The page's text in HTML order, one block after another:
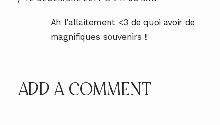
Ah l’allaitement <3 de quoi avoir de
magnifiques souvenirs !!
ADD A COMMENT